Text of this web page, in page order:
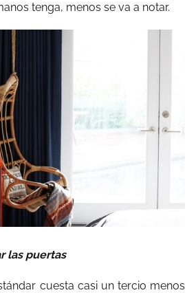
tenga, menos se va a notar.
las puertas
cuesta casi un tercio menos